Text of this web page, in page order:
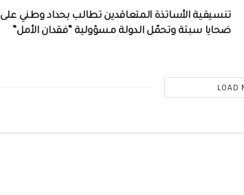
تنسيقية الأساتذة المتعاقدين تطالب بحداد وطني على
ضحايا سبتة وتحمّل الدولة مسؤولية “فقدان الأمل”
LOAD